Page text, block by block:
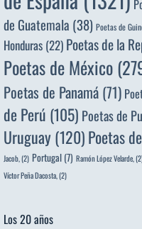
de Guatemala (38) Poetas de
Honduras (22) Poetas de la
Poetas de México
Poetas de Panamá (71)
de Perú (105) Poetas de
Uruguay(120)Poetas
Jacob,(2) Portugal (7) Ramón López Velarde,
Víctor Peña Dacosta,(2)
Los 20 años